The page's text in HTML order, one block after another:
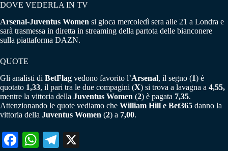
DOVE VEDERLA IN TV
Arsenal-Juventus Women si gioca mercoledì sera alle 21 a Londra e
sarà trasmessa in diretta in streaming della partota delle bianconere
sulla piattaforma DAZN.
QUOTE
Gli analisti di BetFlag vedono favorito l’Arsenal, il segno (1) è
quotato 1,33, il pari tra le due compagini (X) si trova a lavagna a 4,55,
mentre la vittoria della Juventus Women (2) è pagata 7,35.
Attenzionando le quote vediamo che William Hill e Bet365 danno la
vittoria della Juventus Women (2) a 7,00.
Fa W
Te